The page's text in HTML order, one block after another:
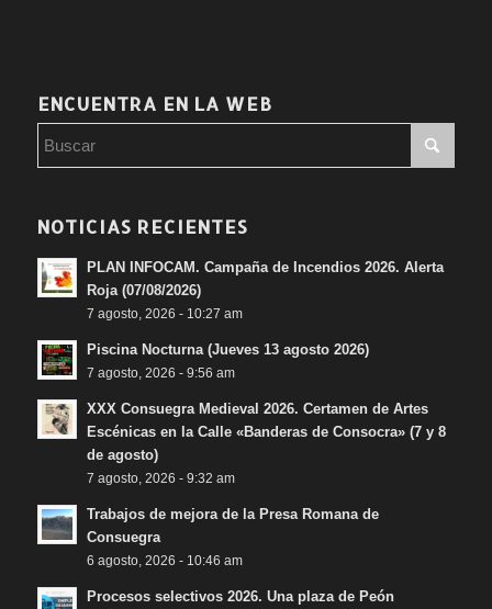
ENCUENTRA EN LA WEB
NOTICIAS RECIENTES
PLAN INFOCAM. Campaña de Incendios 2026. Alerta
Roja (07/08/2026)
7 agosto, 2026 - 10:27 am
Piscina Nocturna (Jueves 13 agosto 2026)
7 agosto, 2026 - 9:56 am
XXX Consuegra Medieval 2026. Certamen de Artes
Escénicas en la Calle «Banderas de Consocra» (7 y 8
de agosto)
7 agosto, 2026 - 9:32 am
Trabajos de mejora de la Presa Romana de
Consuegra
6 agosto, 2026 - 10:46 am
Procesos selectivos 2026. Una plaza de Peón